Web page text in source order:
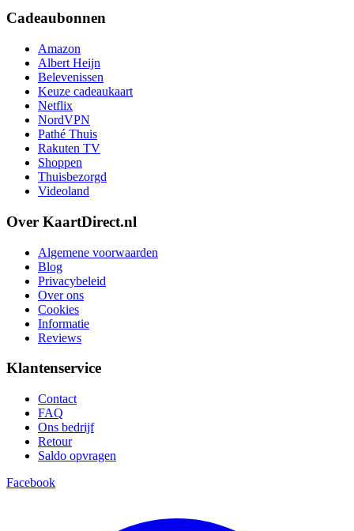
Cadeaubonnen
Amazon
Albert Heijn
Belevenissen
Keuze cadeaukaart
Netflix
NordVPN
Pathé Thuis
Rakuten TV
Shoppen
Thuisbezorgd
Videoland
Over KaartDirect.nl
Algemene voorwaarden
Blog
Privacybeleid
Over ons
Cookies
Informatie
Reviews
Klantenservice
Contact
FAQ
Ons bedrijf
Retour
Saldo opvragen
Facebook